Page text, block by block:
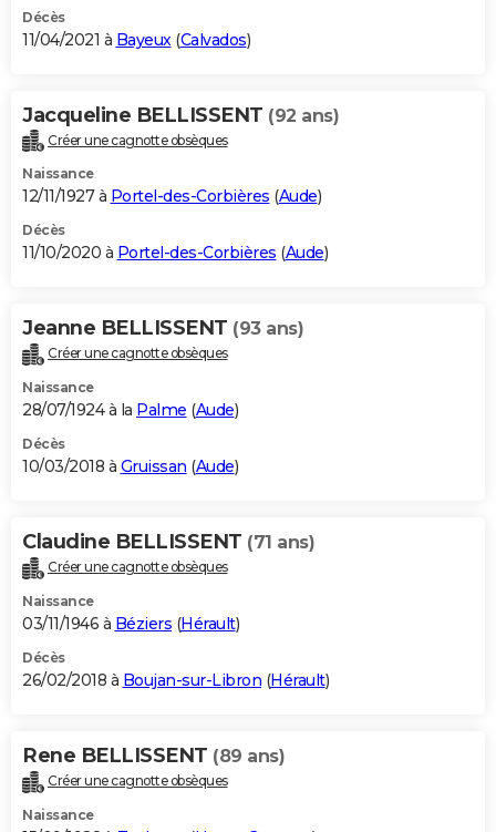
Décès
11/04/2021 à Bayeux (Calvados)
Jacqueline BELLISSENT (92 ans)
Créer une cagnotte obsèques
Naissance
12/11/1927 à Portel-des-Corbières (Aude)
Décès
11/10/2020 à Portel-des-Corbières (Aude)
Jeanne BELLISSENT (93 ans)
Créer une cagnotte obsèques
Naissance
28/07/1924 à la Palme (Aude)
Décès
10/03/2018 à Gruissan (Aude)
Claudine BELLISSENT (71 ans)
Créer une cagnotte obsèques
Naissance
03/11/1946 à Béziers (Hérault)
Décès
26/02/2018 à Boujan-sur-Libron (Hérault)
Rene BELLISSENT (89 ans)
Créer une cagnotte obsèques
Naissance